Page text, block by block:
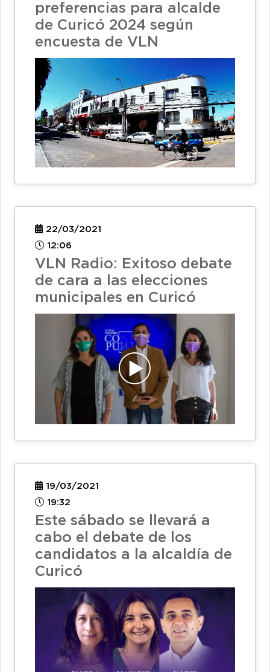
preferencias para alcalde
de Curicó 2024 según
encuesta de VLN
22/03/2021
12:06
VLN Radio: Exitoso debate
de cara a las elecciones
municipales en Curicó
19/03/2021
19:32
Este sábado se llevará a
cabo el debate de los
candidatos a la alcaldía de
Curicó